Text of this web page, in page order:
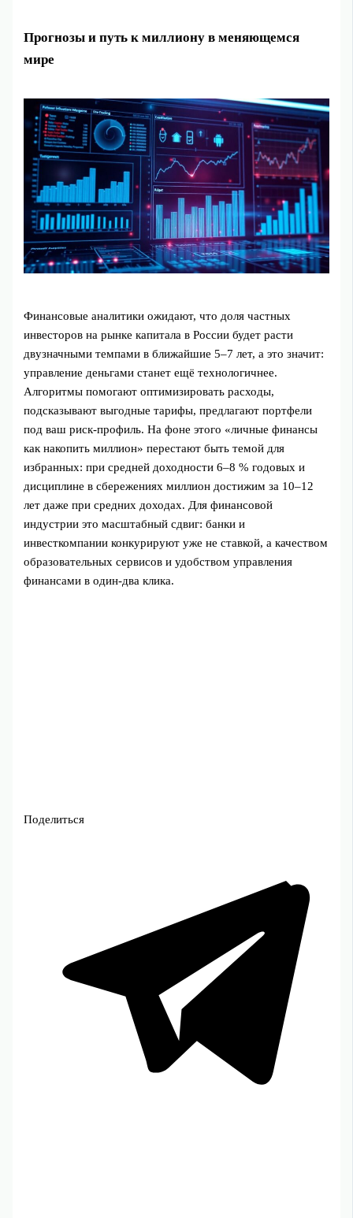
Прогнозы и путь к миллиону в меняющемся
мире
Финансовые аналитики ожидают, что доля частных
инвесторов на рынке капитала в России будет расти
двузначными темпами в ближайшие 5–7 лет, а это значит:
управление деньгами станет ещё технологичнее.
Алгоритмы помогают оптимизировать расходы,
подсказывают выгодные тарифы, предлагают портфели
под ваш риск‑профиль. На фоне этого «личные финансы
как накопить миллион» перестают быть темой для
избранных: при средней доходности 6–8 % годовых и
дисциплине в сбережениях миллион достижим за 10–12
лет даже при средних доходах. Для финансовой
индустрии это масштабный сдвиг: банки и
инвесткомпании конкурируют уже не ставкой, а качеством
образовательных сервисов и удобством управления
финансами в один‑два клика.
Поделиться